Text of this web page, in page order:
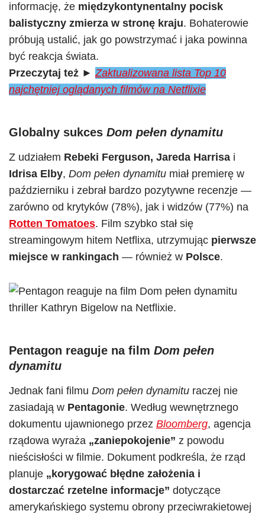
informację, że międzykontynentalny pocisk
balistyczny zmierza w stronę kraju. Bohaterowie
próbują ustalić, jak go powstrzymać i jaka powinna
być reakcja świata.
Przeczytaj też ►Zaktualizowana lista Top 10
najchętniej oglądanych filmów na Netflixie
Globalny sukces Dom pełen dynamitu
Z udziałem Rebeki Ferguson, Jareda Harrisa i
Idrisa Elby, Dom pełen dynamitu miał premierę w
październiku i zebrał bardzo pozytywne recenzje —
zarówno od krytyków (78%), jak i widzów (77%) na
Rotten Tomatoes. Film szybko stał się
streamingowym hitem Netflixa, utrzymując pierwsze
miejsce w rankingach — również w Polsce.
Pentagon reaguje na film Dom pełen
dynamitu
Jednak fani filmu Dom pełen dynamitu raczej nie
zasiadają w Pentagonie. Według wewnętrznego
dokumentu ujawnionego przez Bloomberg, agencja
rządowa wyraża „zaniepokojenie” z powodu
nieścisłości w filmie. Dokument podkreśla, że rząd
planuje „korygować błędne założenia i
dostarczać rzetelne informacje” dotyczące
amerykańskiego systemu obrony przeciwrakietowej